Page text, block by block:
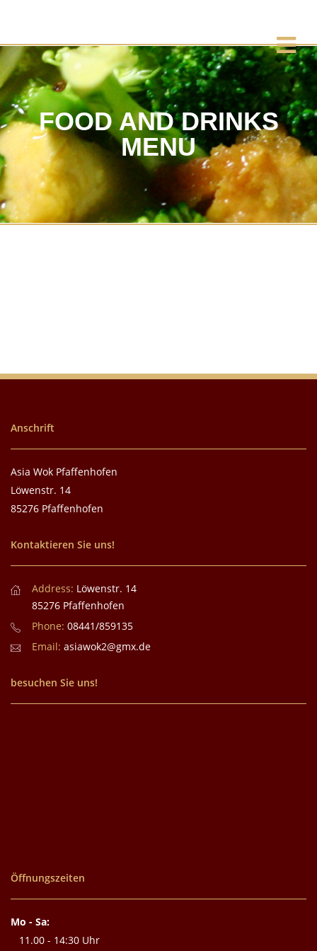
FOOD AND DRINKS
MENU
Anschrift
Asia Wok Pfaffenhofen
Löwenstr. 14
85276 Pfaffenhofen
Kontaktieren Sie uns!
Address: Löwenstr. 14
85276 Pfaffenhofen
Phone: 08441/859135
Email: asiawok2@gmx.de
besuchen Sie uns!
Öffnungszeiten
Mo - Sa:
11.00 - 14:30 Uhr